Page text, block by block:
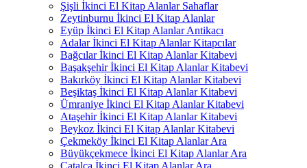
Şişli İkinci El Kitap Alanlar Sahaflar
Zeytinburnu İkinci El Kitap Alanlar
Eyüp İkinci El Kitap Alanlar Antikacı
Adalar İkinci El Kitap Alanlar Kitapcılar
Bağcılar İkinci El Kitap Alanlar Kitabevi
Başakşehir İkinci El Kitap Alanlar Kitabevi
Bakırköy İkinci El Kitap Alanlar Kitabevi
Beşiktaş İkinci El Kitap Alanlar Kitabevi
Ümraniye İkinci El Kitap Alanlar Kitabevi
Ataşehir İkinci El Kitap Alanlar Kitabevi
Beykoz İkinci El Kitap Alanlar Kitabevi
Çekmeköy İkinci El Kitap Alanlar Ara
Büyükçekmece İkinci El Kitap Alanlar Ara
Çatalca İkinci El Kitap Alanlar Ara